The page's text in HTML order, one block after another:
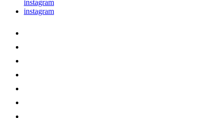
instagram
instagram